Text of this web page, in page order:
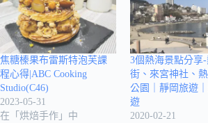
焦糖榛果布雷斯特泡芙課
程心得|ABC Cooking
Studio(C46)
2023-05-31
在「烘焙手作」中
3個熱海景點分享
街、來宮神社、
公園｜靜岡旅遊
遊
2020-02-21